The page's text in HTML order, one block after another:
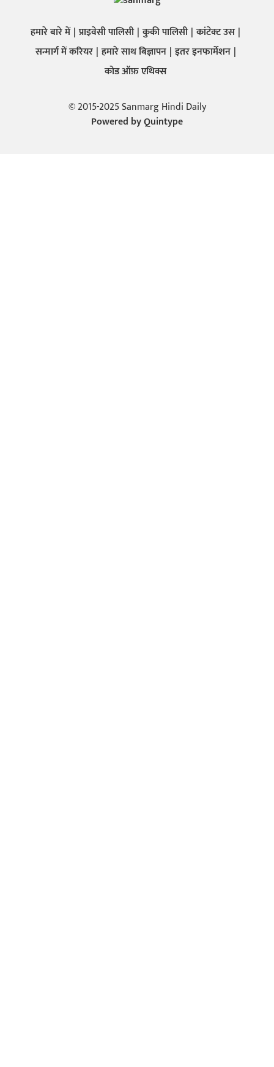
हमारे बारे में प्राइवेसी पालिसी कुकी पालिसी कांटेक्ट उस
सन्मार्ग में करियर हमारे साथ बिज्ञापन इतर इनफार्मेशन
कोड ऑफ़ एथिक्स
© 2015-2025 Sanmarg Hindi Daily
Powered byQuintype